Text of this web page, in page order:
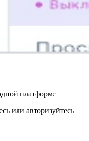
платформе
или авторизуйтесь